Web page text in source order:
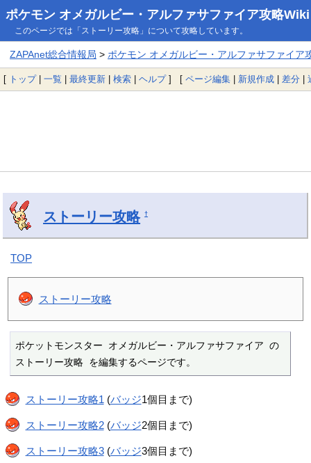
ポケモン オメガルビー・アルファサファイア攻略Wiki
このページでは「ストーリー攻略」について攻略しています。
ZAPAnet総合情報局 > ポケモン オメガルビー・アルファサファイア
[ トップ| 一覧 | 最終更新 | 検索 | ヘルプ] [ ページ編集 | 新規作成 | 差分 |
ストーリー攻略 †
TOP
ストーリー攻略
ポケットモンスター オメガルビー・アルファサファイア の
ストーリー攻略 を編集するページです。
ストーリー攻略1 (バッジ1個目まで)
ストーリー攻略2(バッジ2個目まで)
ストーリー攻略3(バッジ3個目まで)